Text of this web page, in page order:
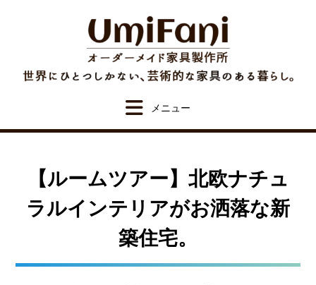
【ルームツアー】北欧ナチュ
ラルインテリアがお洒落な新
築住宅。